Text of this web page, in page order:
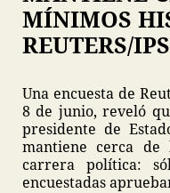
MÍNIMOS
REUTERS/
Una encuesta de
8 de junio, reveló
presidente de
mantiene cerca de
carrera política:
encuestadas